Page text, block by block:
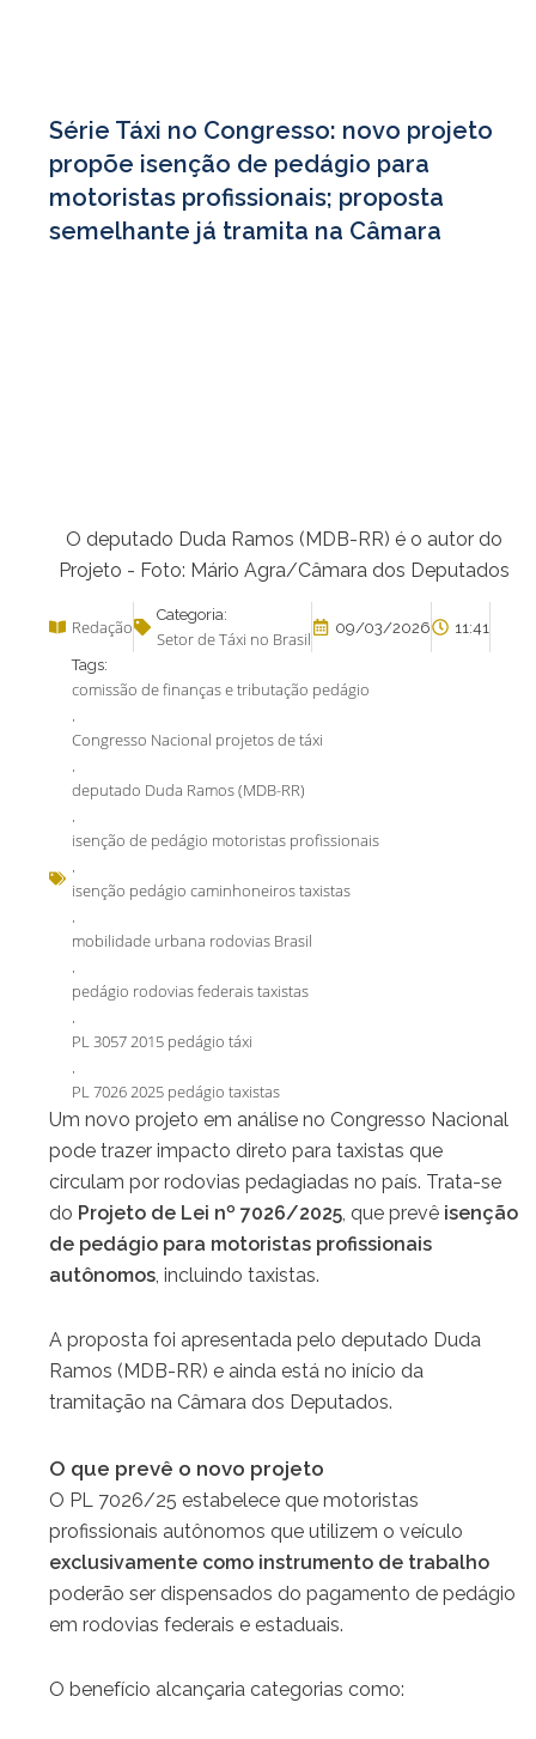
Série Táxi no Congresso: novo projeto
propõe isenção de pedágio para
motoristas profissionais; proposta
semelhante já tramita na Câmara
O deputado Duda Ramos (MDB-RR) é o autor do
Projeto - Foto: Mário Agra/Câmara dos Deputados
Redação
Categoria:
Setor de Táxi no Brasil
09/03/2026 11:41
Tags:
comissão de finanças e tributação pedágio
,
Congresso Nacional projetos de táxi
,
deputado Duda Ramos (MDB-RR)
,
isenção de pedágio motoristas profissionais
,
isenção pedágio caminhoneiros taxistas
,
mobilidade urbana rodovias Brasil
,
pedágio rodovias federais taxistas
,
PL 3057 2015 pedágio táxi
,
PL 7026 2025 pedágio taxistas
Um novo projeto em análise no Congresso Nacional
pode trazer impacto direto para taxistas que
circulam por rodovias pedagiadas no país. Trata-se
do Projeto de Lei nº 7026/2025, que prevê isenção
de pedágio para motoristas profissionais
autônomos, incluindo taxistas.
A proposta foi apresentada pelo deputado Duda
Ramos (MDB-RR) e ainda está no início da
tramitação na Câmara dos Deputados.
O que prevê o novo projeto
O PL 7026/25 estabelece que motoristas
profissionais autônomos que utilizem o veículo
exclusivamente como instrumento de trabalho
poderão ser dispensados do pagamento de pedágio
em rodovias federais e estaduais.
O benefício alcançaria categorias como: